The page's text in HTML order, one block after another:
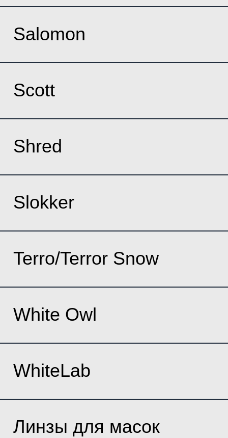
Salomon
Scott
Shred
Slokker
Terro/Terror Snow
White Owl
WhiteLab
Линзы для масок